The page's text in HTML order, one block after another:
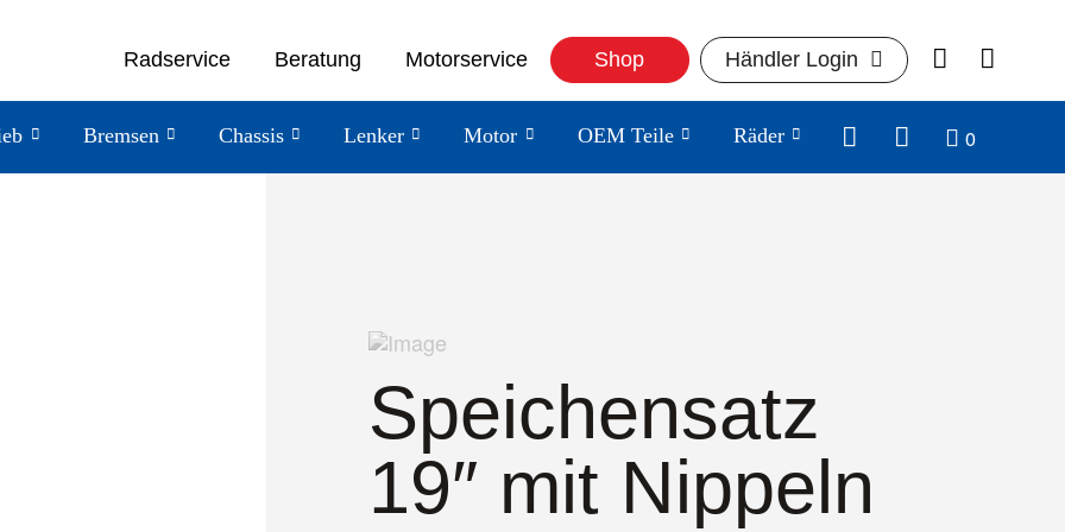
Radservice Beratung Motorservice Shop Händler Login
Bremsen Chassis Lenker Motor OEM Teile Räder 0
Speichensatz
19″ mit Nippeln